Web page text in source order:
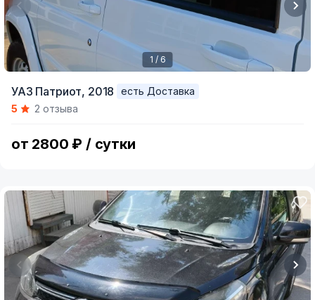
of
1 / 6
УАЗ Патриот, 2018
есть Доставка
5
2 отзыва
от 2800 ₽ / сутки